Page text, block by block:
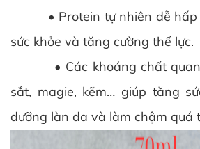
• Protein tự nhiên dễ hấp
sức khỏe và tăng cường thể lực.
• Các khoáng chất quan
sắt, magie, kẽm… giúp tăng
dưỡng làn da và làm chậm quá